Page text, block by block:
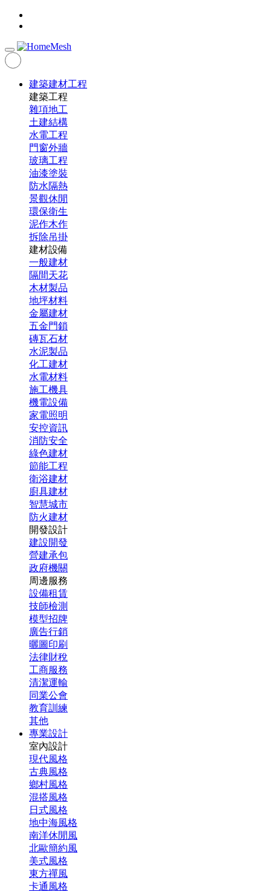
建築建材工程
建築工程
雜項地工
土建結構
水電工程
門窗外牆
玻璃工程
油漆塗裝
防水隔熱
景觀休閒
環保衛生
泥作木作
拆除吊掛
建材設備
一般建材
隔間天花
木材製品
地坪材料
金屬建材
五金門鎖
磚瓦石材
水泥製品
化工建材
水電材料
施工機具
機電設備
家電照明
安控資訊
消防安全
綠色建材
節能工程
衛浴建材
廚具建材
智慧城市
防火建材
開發設計
建設開發
營建承包
政府機關
周邊服務
設備租賃
技師檢測
模型招牌
廣告行銷
曬圖印刷
法律財稅
工商服務
清潔運輸
同業公會
教育訓練
其他
專業設計
室內設計
現代風格
古典風格
鄉村風格
混搭風格
日式風格
地中海風格
南洋休閒風
北歐簡約風
美式風格
東方禪風
卡通風格